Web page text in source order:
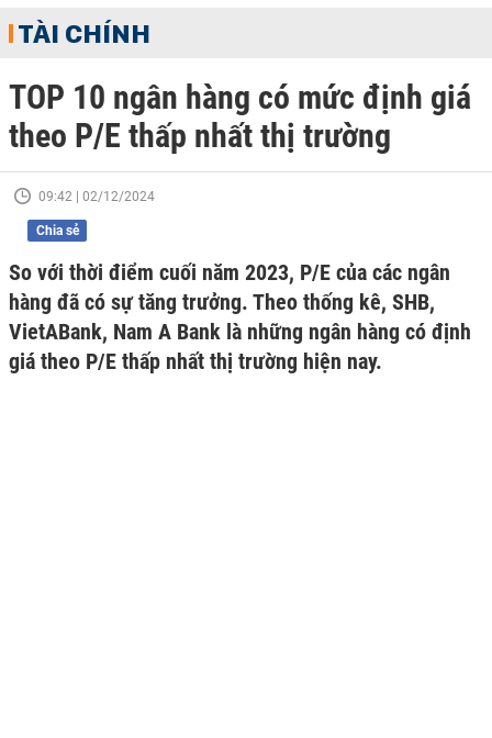
TÀI CHÍNH
TOP 10 ngân hàng có mức định giá
theo P/E thấp nhất thị trường
09:42 | 02/12/2024
Chia sẻ
So với thời điểm cuối năm 2023, P/E của các ngân
hàng đã có sự tăng trưởng. Theo thống kê, SHB,
VietABank, Nam A Bank là những ngân hàng có định
giá theo P/E thấp nhất thị trường hiện nay.